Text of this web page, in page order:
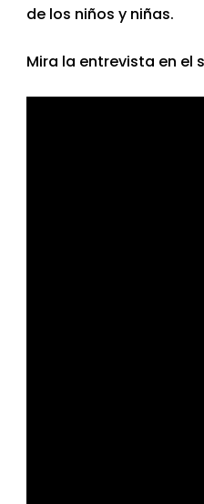
de los niños y niñas.
Mira la entrevista en el